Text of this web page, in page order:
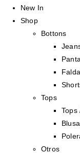
New In
Shop
Bottons
Tops
Tops
Otros